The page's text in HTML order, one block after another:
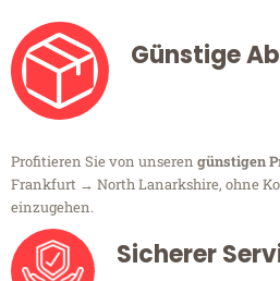
Günstige
Profitieren Sie von unseren günstigen
Frankfurt → North Lanarkshire, ohne
einzugehen.
Sicherer